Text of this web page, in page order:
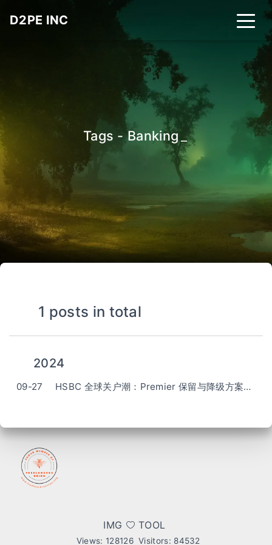
D2PE INC
Tags - Banking _
1 posts in total
2024
09-27 HSBC 全球关户潮：Premier 保留与降级方案记录
IMG TOOL
Views:128126 Visitors: 84532